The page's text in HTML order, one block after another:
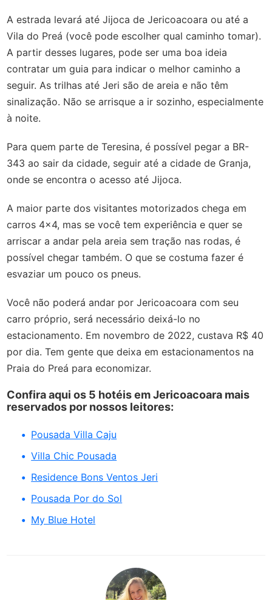
A estrada levará até Jijoca de Jericoacoara ou até a
Vila do Preá (você pode escolher qual caminho tomar).
A partir desses lugares, pode ser uma boa ideia
contratar um guia para indicar o melhor caminho a
seguir. As trilhas até Jeri são de areia e não têm
sinalização. Não se arrisque a ir sozinho, especialmente
à noite.
Para quem parte de Teresina, é possível pegar a BR-
343 ao sair da cidade, seguir até a cidade de Granja,
onde se encontra o acesso até Jijoca.
A maior parte dos visitantes motorizados chega em
carros 4x4, mas se você tem experiência e quer se
arriscar a andar pela areia sem tração nas rodas, é
possível chegar também. O que se costuma fazer é
esvaziar um pouco os pneus.
Você não poderá andar por Jericoacoara com seu
carro próprio, será necessário deixá-lo no
estacionamento. Em novembro de 2022, custava R$ 40
por dia. Tem gente que deixa em estacionamentos na
Praia do Preá para economizar.
Confira aqui os 5 hotéis em Jericoacoara mais
reservados por nossos leitores:
Pousada Villa Caju
Villa Chic Pousada
Residence Bons Ventos Jeri
Pousada Por do Sol
My Blue Hotel